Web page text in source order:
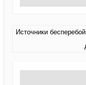
Источники